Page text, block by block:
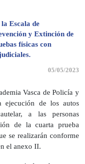
Escala de
y Extinción de
físicas con
05/05/2023
Vasca de Policía y
ejecución de los autos
a las personas
de la cuarta prueba
se realizarán conforme
el anexo II.